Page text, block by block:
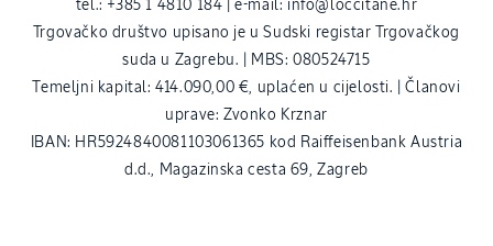
tel.: +385 1 4810 184 | e-mail: info@loccitane.hr
Trgovačko društvo upisano je u Sudski registar Trgovačkog
suda u Zagrebu. | MBS: 080524715
Temeljni kapital: 414.090,00 €, uplaćen u cijelosti. | Članovi
uprave: Zvonko Krznar
IBAN: HR5924840081103061365 kod Raiffeisenbank Austria
d.d., Magazinska cesta 69, Zagreb